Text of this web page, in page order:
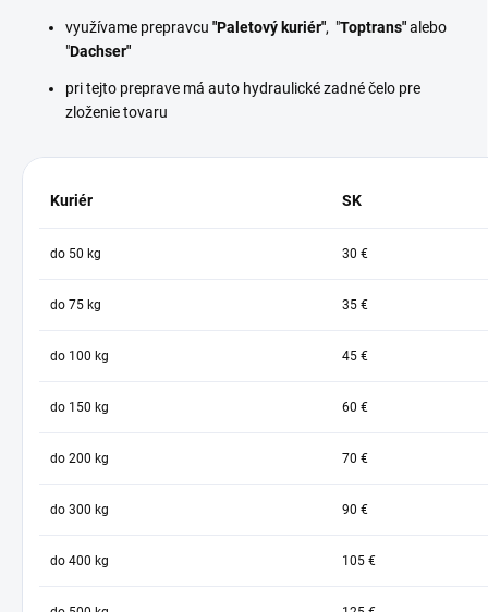
využívame prepravcu "Paletový kuriér", "Toptrans"alebo
"Dachser"
pri tejto preprave má auto hydraulické zadné čelo pre
zloženie tovaru
Kuriér SK
do 50 kg 30 €
do 75 kg 35 €
do 100 kg 45 €
do 150 kg 60 €
do 200 kg 70 €
do 300 kg 90 €
do 400 kg 105 €